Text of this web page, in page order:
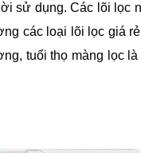
sử dụng. Các lõi lọc
các loại lõi lọc giá
tuổi thọ màng lọc